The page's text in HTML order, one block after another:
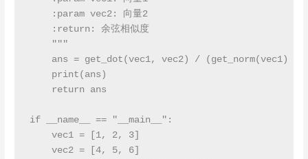
:param vec2: 向量2
:return: 余弦相似度
"""
ans = get_dot(vec1, vec2) / (get_norm(vec1) *
print(ans)
return ans
if __name__ == "__main__":
vec1 = [1, 2, 3]
vec2 = [4, 5, 6]